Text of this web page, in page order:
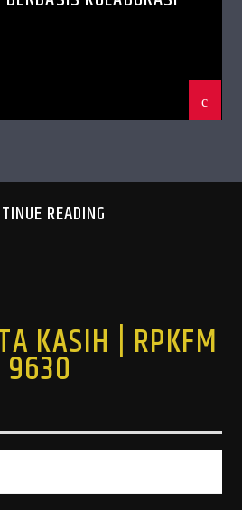
READING
KASIH | RPKFM
9630